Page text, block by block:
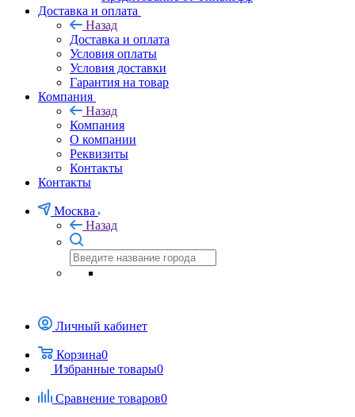
Доставка и оплата
Назад
Доставка и оплата
Условия оплаты
Условия доставки
Гарантия на товар
Компания
Назад
Компания
О компании
Реквизиты
Контакты
Контакты
Москва
Назад
Личный кабинет
Корзина0
Избранные товары0
Сравнение товаров0